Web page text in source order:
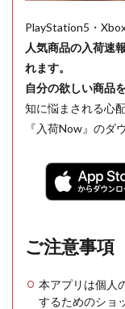
PlayStation5・
人気商品の入荷速
れます。
自分の欲しい商品
知に悩まされる心
『入荷Now』のダ
ご注意事項
本アプリは個人
するためのショ